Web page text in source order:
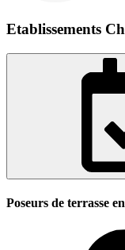
Etablissements
Poseurs de terrasse